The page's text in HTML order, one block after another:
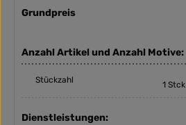
Grundpreis
Anzahl Artikel und Anzahl Motive:
Stückzahl 1 Stck
Dienstleistungen: